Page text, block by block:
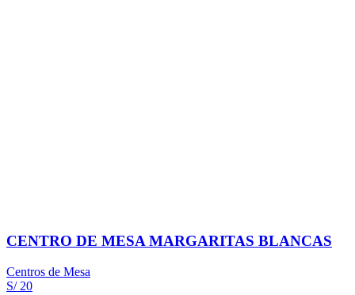
CENTRO DE MESA MARGARITAS BLANCAS
Centros de Mesa
S/ 20